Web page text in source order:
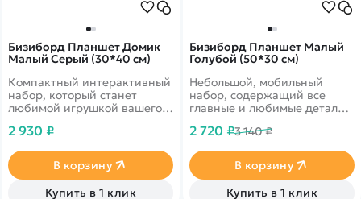
Бизиборд Планшет Домик
Малый Серый (30*40 см)
Компактный интерактивный
набор, который станет
любимой игрушкой вашего
2 930 ₽
В корзину
Купить в 1 клик
Бизиборд Планшет Малый
Голубой (50*30 см)
Небольшой, мобильный
набор, содержащий все
главные и любимые детали
2 720 ₽3 140 ₽
В корзину
Купить в 1 клик